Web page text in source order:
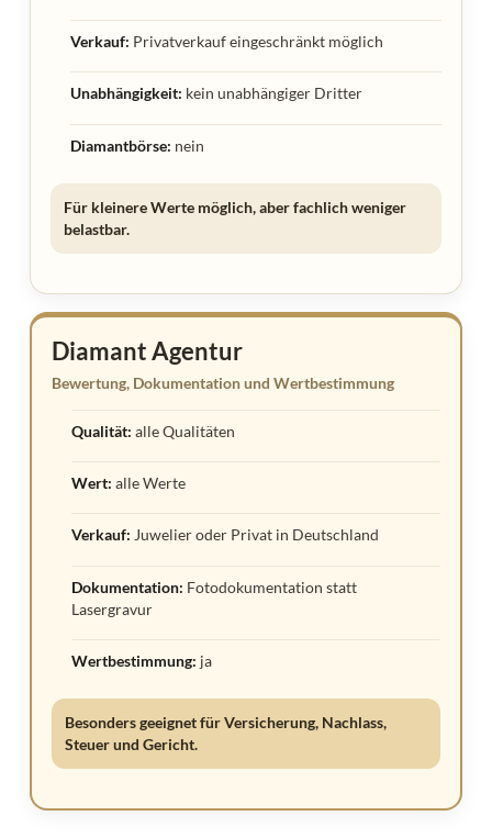
Verkauf: Privatverkauf eingeschränkt möglich
Unabhängigkeit: kein unabhängiger Dritter
Diamantbörse: nein
Für kleinere Werte möglich, aber fachlich weniger
belastbar.
Diamant Agentur
Bewertung, Dokumentation und Wertbestimmung
Qualität: alle Qualitäten
Wert: alle Werte
Verkauf: Juwelier oder Privat in Deutschland
Dokumentation: Fotodokumentation statt
Lasergravur
Wertbestimmung: ja
Besonders geeignet für Versicherung, Nachlass,
Steuer und Gericht.